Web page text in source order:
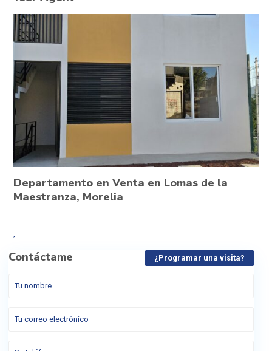
Departamento en Venta en Lomas de la
Maestranza, Morelia
,
Contáctame ¿Programar una visita?